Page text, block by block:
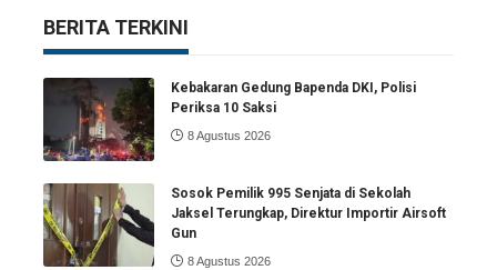
BERITA TERKINI
Kebakaran Gedung Bapenda DKI, Polisi
Periksa 10 Saksi
8 Agustus 2026
Sosok Pemilik 995 Senjata di Sekolah
Jaksel Terungkap, Direktur Importir Airsoft
Gun
8 Agustus 2026